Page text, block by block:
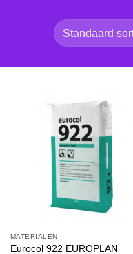
MATERIALEN
Eurocol 922 EUROPLAN